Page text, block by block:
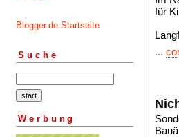
Blogger.de Startseite
Suche
Werbung
für
...